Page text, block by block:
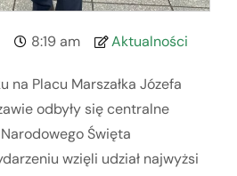
8:19 am Aktualności
na Placu Marszałka Józefa
odbyły się centralne
Święta
wzięli udział najwyżsi